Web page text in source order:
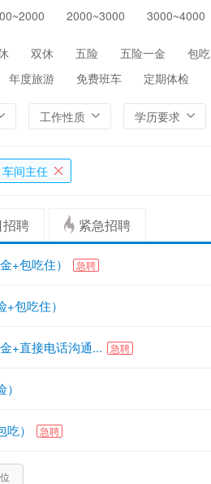
2000~3000 3000~4000
双休 五险 五险一金
包吃
年度旅游 免费班车 定期体检
工作性质 学历要求
车间主任
聘 紧急招聘
+包吃住） 急聘
包吃住）
+直接电话沟通... 急聘
） 急聘